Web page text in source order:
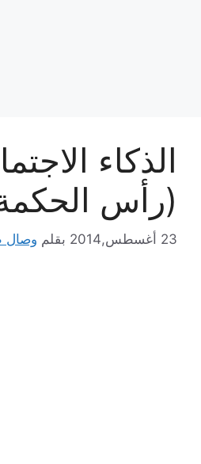
الذكاء
(رأس
23 أغسطس,2014 بقلم وصال